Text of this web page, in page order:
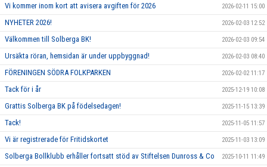
Vi kommer inom kort att avisera avgiften för 2026 2026-02-11 15:00
NYHETER 2026! 2026-02-03 12:52
Välkommen till Solberga BK! 2026-02-03 09:54
Ursäkta röran, hemsidan är under uppbyggnad! 2026-02-03 08:40
FÖRENINGEN SÖDRA FOLKPARKEN 2026-02-02 11:17
Tack för i år 2025-12-19 10:08
Grattis Solberga BK på födelsedagen! 2025-11-15 13:39
Tack! 2025-11-05 11:57
Vi är registrerade för Fritidskortet 2025-11-03 13:09
Solberga Bollklubb erhåller fortsatt stöd av Stiftelsen Dunross & Co 2025-10-11 11:49